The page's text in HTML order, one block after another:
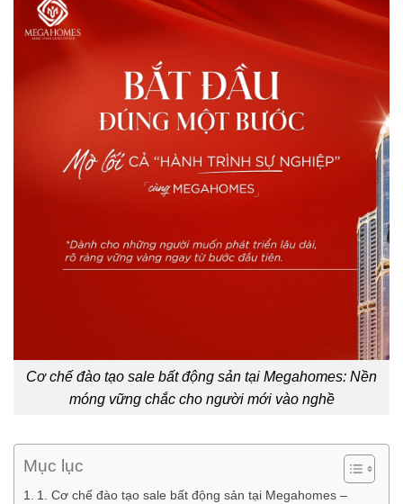
Cơ chế đào tạo sale bất động sản tại Megahomes: Nền
móng vững chắc cho người mới vào nghề
Mục lục
1. Cơ chế đào tạo sale bất động sản tại Megahomes –